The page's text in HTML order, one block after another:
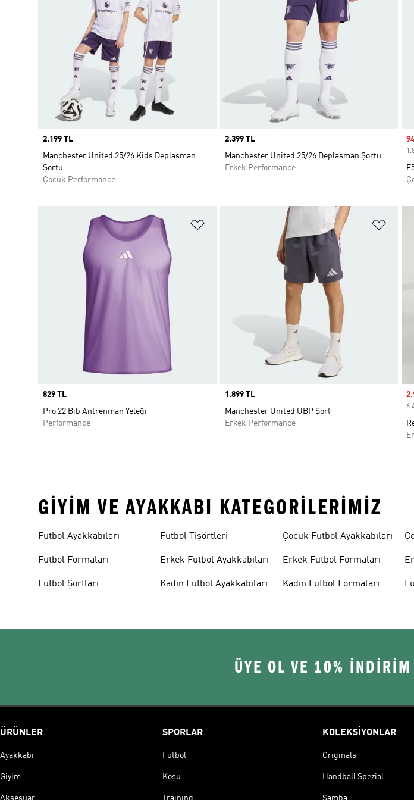
Price
2.199 TL
Manchester United 25/26 Kids Deplasman
Şortu
Çocuk Performance
Price
2.399 TL
Manchester United 25/26 Deplasman Şortu
Erkek Performance
Favori Listesine Ekle
Price
829 TL
Pro 22 Bib Antrenman Yeleği
Performance
Price
1.899 TL
Manchester United UBP Şort
Erkek Performance
GIYIM VE AYAKKABI KATEGORILERIMIZ
Futbol Ayakkabıları
Futbol Formaları
Futbol Şortları
Futbol Tişörtleri
Erkek Futbol Ayakkabıları
Kadın Futbol Ayakkabıları
Çocuk Futbol Ayakkabıları
Erkek Futbol Formaları
Kadın Futbol Formaları
ÜYE OL VE 10% İNDİRİM
ÜRÜNLER
Ayakkabı
Giyim
Aksesuar
SPORLAR
Futbol
Koşu
Training
KOLEKSİYONLAR
Originals
Handball Spezial
Samba